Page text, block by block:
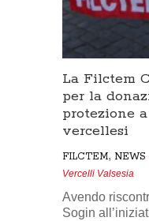
La Filctem
per la
protezione
vercellesi
FILCTEM, NEWS
Vercelli Valsesia
Avendo
Sogin